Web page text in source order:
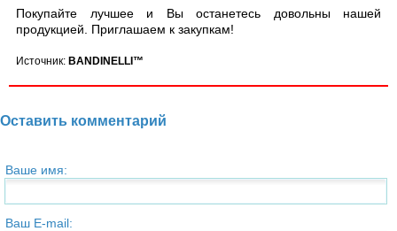
Покупайте лучшее и Вы останетесь довольны нашей
продукцией. Приглашаем к закупкам!
Источник: BANDINELLI™
Оставить комментарий
Ваше имя:
Ваш E-mail: